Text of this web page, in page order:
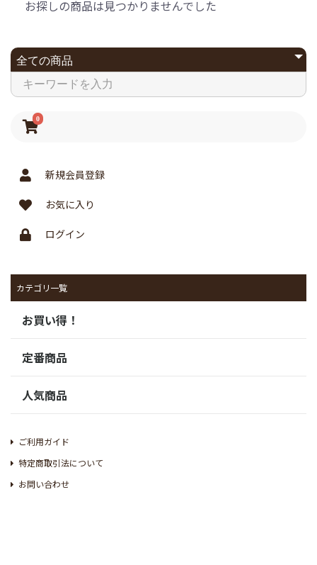
0
新規会員登録
お気に入り
ログイン
カテゴリ一覧
お買い得！
定番商品
人気商品
ご利用ガイド
特定商取引法について
お問い合わせ
お探しの商品は見つかりませんでした